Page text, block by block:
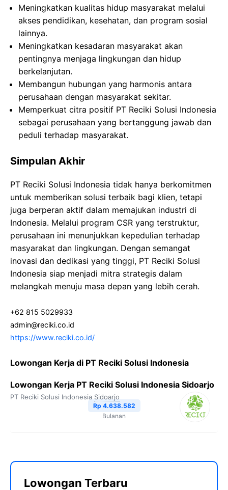
Meningkatkan kualitas hidup masyarakat melalui
akses pendidikan, kesehatan, dan program sosial
lainnya.
Meningkatkan kesadaran masyarakat akan
pentingnya menjaga lingkungan dan hidup
berkelanjutan.
Membangun hubungan yang harmonis antara
perusahaan dengan masyarakat sekitar.
Memperkuat citra positif PT Reciki Solusi Indonesia
sebagai perusahaan yang bertanggung jawab dan
peduli terhadap masyarakat.
Simpulan Akhir
PT Reciki Solusi Indonesia tidak hanya berkomitmen
untuk memberikan solusi terbaik bagi klien, tetapi
juga berperan aktif dalam memajukan industri di
Indonesia. Melalui program CSR yang terstruktur,
perusahaan ini menunjukkan kepedulian terhadap
masyarakat dan lingkungan. Dengan semangat
inovasi dan dedikasi yang tinggi, PT Reciki Solusi
Indonesia siap menjadi mitra strategis dalam
melangkah menuju masa depan yang lebih cerah.
+62 815 5029933
admin@reciki.co.id
https://www.reciki.co.id/
Lowongan Kerja di PT Reciki Solusi Indonesia
Lowongan Kerja PT Reciki Solusi Indonesia Sidoarjo
PT Reciki Solusi Indonesia Sidoarjo
Rp 4.638.582
Bulanan
Lowongan Terbaru